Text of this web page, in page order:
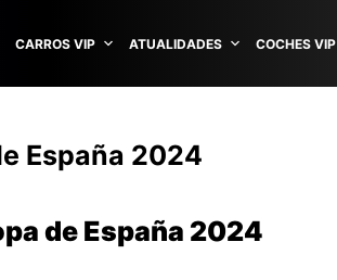
CARROS VIP ATUALIDADES COCHES VIP
España 2024
de España 2024